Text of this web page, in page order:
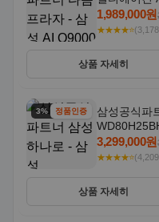
기본설치포
1,989,000원
★★★★⭐
상품 자세히
3% 할인정품인증
삼성공식파
18kg 26년
3,299,000원
★★★★⭐
상품 자세히